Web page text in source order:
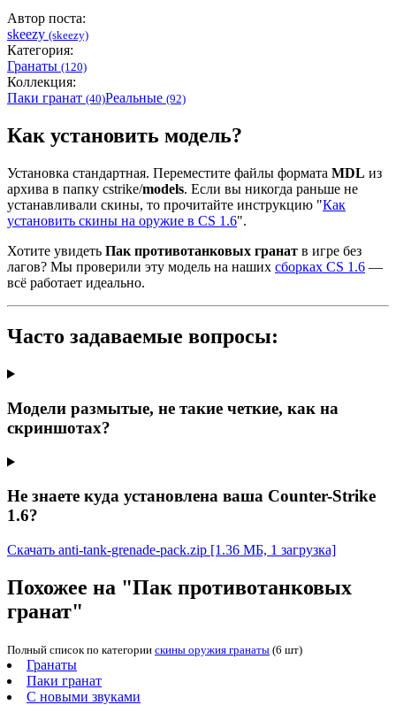
Автор поста:
skeezy (skeezy)
Категория:
Гранаты (120)
Коллекция:
Паки гранат (40)Реальные (92)
Как установить модель?
Установка стандартная. Переместите файлы формата MDL из
архива в папку cstrike/models. Если вы никогда раньше не
устанавливали скины, то прочитайте инструкцию "Как
установить скины на оружие в CS 1.6".
Хотите увидеть Пак противотанковых гранат в игре без
лагов? Мы проверили эту модель на наших сборках CS 1.6 —
всё работает идеально.
Часто задаваемые вопросы:
Модели размытые, не такие четкие, как на
скриншотах?
Не знаете куда установлена ваша Counter-Strike
1.6?
Скачать anti-tank-grenade-pack.zip [1.36 МБ, 1 загрузка]
Похожее на "Пак противотанковых
гранат"
Полный список по категории скины оружия гранаты (6 шт)
Гранаты
Паки гранат
С новыми звуками